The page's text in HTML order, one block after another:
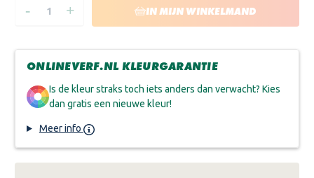
HOEVEELHEID
AND
SAMPLE
- HOEVEELHEID
AND
SAMPLE
+ IN MIJN WINKELMAND
ONLINEVERF.NL KLEURGARANTIE
Is de kleur straks toch iets anders dan verwacht? Kies
dan gratis een nieuwe kleur!
Meer info